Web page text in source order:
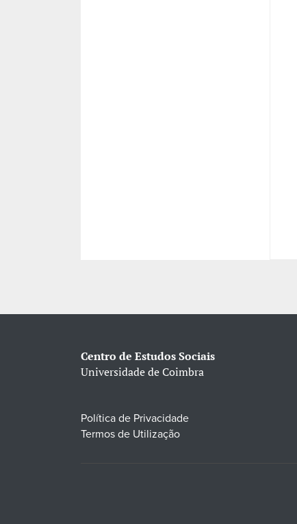
Centro de Estudos Sociais
Universidade de Coimbra
Política de Privacidade
Termos de Utilização